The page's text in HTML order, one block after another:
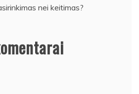
nei keitimas?